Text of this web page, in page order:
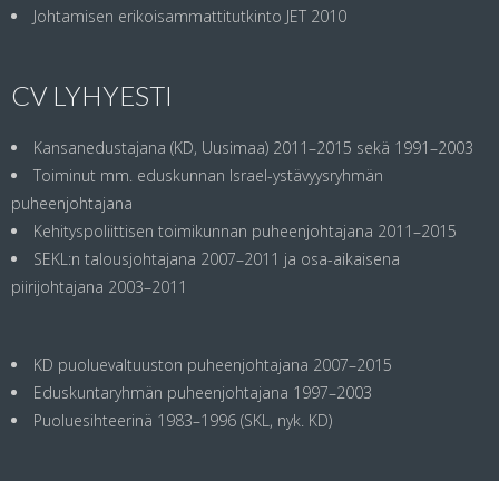
Johtamisen erikoisammattitutkinto JET 2010
CV LYHYESTI
Kansanedustajana (KD, Uusimaa) 2011–2015 sekä 1991–2003
Toiminut mm. eduskunnan Israel-ystävyysryhmän
puheenjohtajana
Kehityspoliittisen toimikunnan puheenjohtajana 2011–2015
SEKL:n talousjohtajana 2007–2011 ja osa-aikaisena
piirijohtajana 2003–2011
KD puoluevaltuuston puheenjohtajana 2007–2015
Eduskuntaryhmän puheenjohtajana 1997–2003
Puoluesihteerinä 1983–1996 (SKL, nyk. KD)